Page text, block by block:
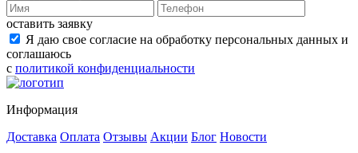
оставить заявку
Я даю свое согласие на обработку персональных данных и
соглашаюсь
с политикой конфиденциальности
Информация
Доставка Оплата Отзывы Акции Блог Новости